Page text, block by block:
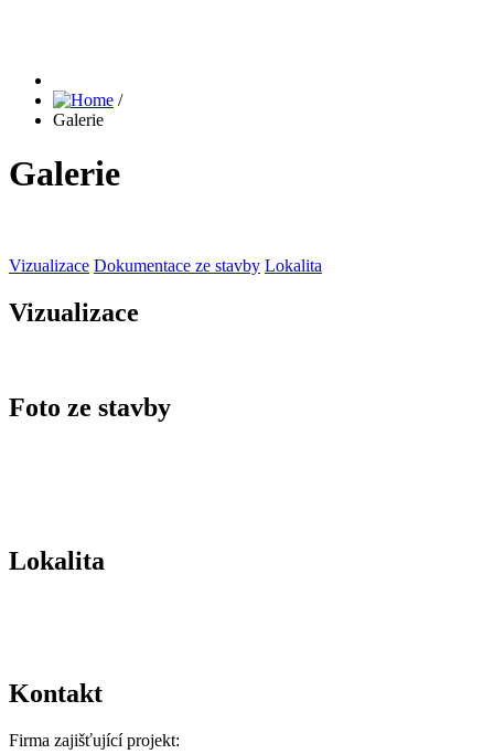
/
Galerie
Galerie
Vizualizace Dokumentace ze stavby Lokalita
Vizualizace
Foto ze stavby
Lokalita
Kontakt
Firma zajišťující projekt: